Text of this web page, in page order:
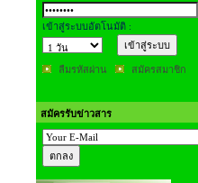
เข้าสู่ระบบอัตโนมัติ :
ลืมรหัสผ่าน สมัครสมาชิก
สมัครรับข่าวสาร